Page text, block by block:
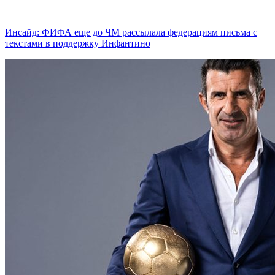
Инсайд: ФИФА еще до ЧМ рассылала федерациям письма с
текстами в поддержку Инфантино